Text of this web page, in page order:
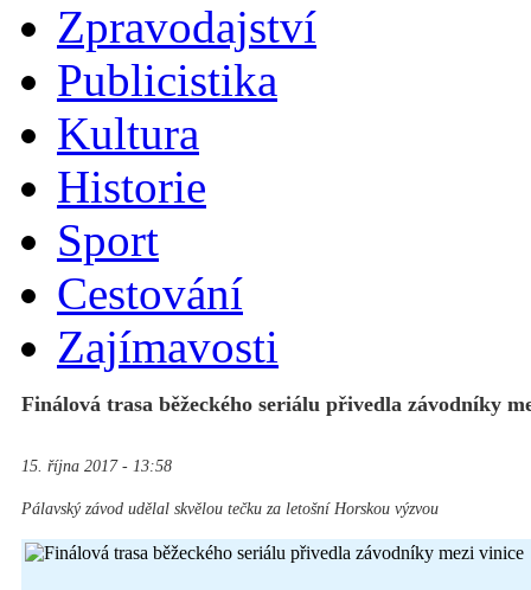
Zpravodajství
Publicistika
Kultura
Historie
Sport
Cestování
Zajímavosti
Finálová trasa běžeckého seriálu přivedla závodníky
15. října 2017 - 13:58
Pálavský závod udělal skvělou tečku za letošní Horskou výzvou